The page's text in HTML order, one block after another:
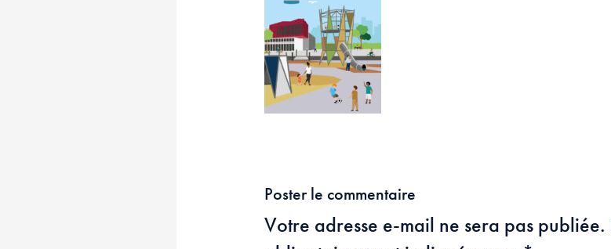
Poster le commentaire
Votre adresse e-mail ne sera pas publiée.